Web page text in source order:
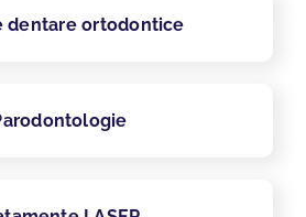
dentare ortodontice